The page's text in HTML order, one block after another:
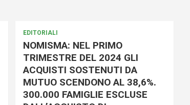
EDITORIALI
NOMISMA: NEL PRIMO
TRIMESTRE DEL 2024 GLI
ACQUISTI SOSTENUTI DA
MUTUO SCENDONO AL 38,6%.
300.000 FAMIGLIE ESCLUSE